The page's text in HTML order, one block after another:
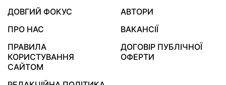
ДОВГИЙ ФОКУС
АВТОРИ
ПРО НАС
ВАКАНСІЇ
ПРАВИЛА
КОРИСТУВАННЯ
САЙТОМ
ДОГОВІР ПУБЛІЧНОЇ
ОФЕРТИ